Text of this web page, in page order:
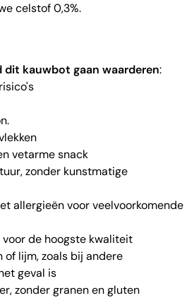
celstof 0,3%.
dit kauwbot gaan waarderen:
vetarme snack
zonder kunstmatige
allergieën voor veelvoorkomende
de hoogste kwaliteit
lijm, zoals bij andere
geval is
zonder granen en gluten